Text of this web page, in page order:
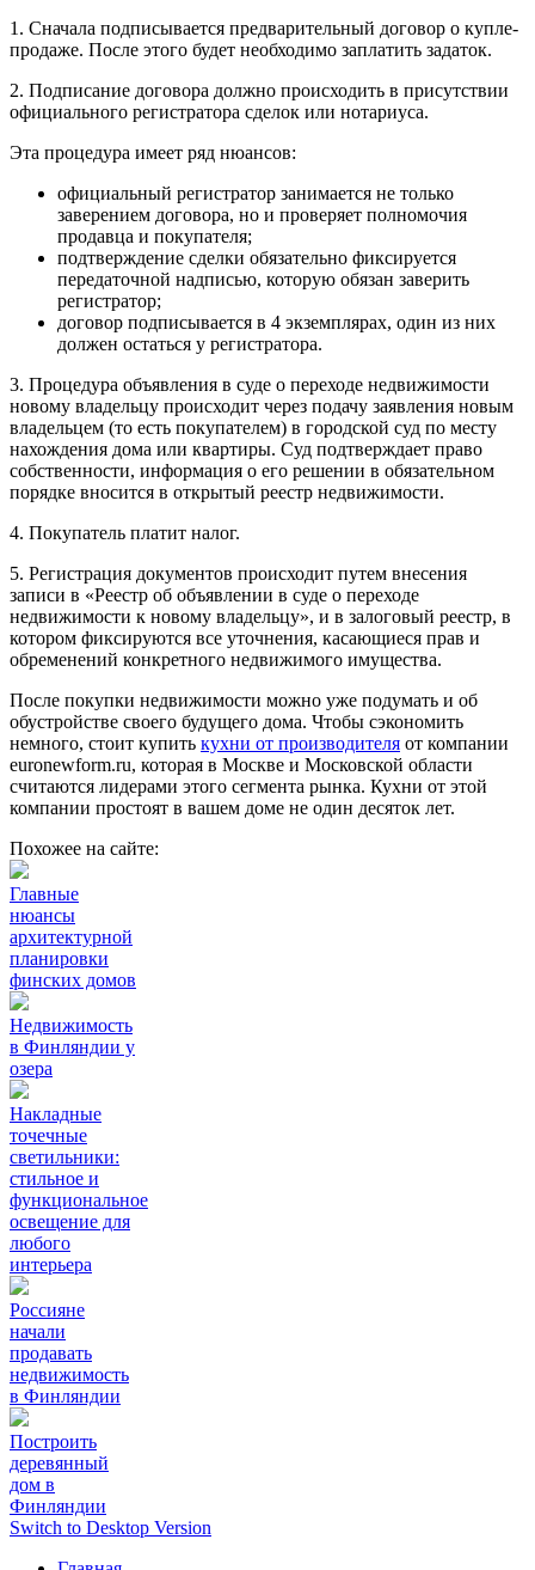
1. Сначала подписывается предварительный договор о купле-
продаже. После этого будет необходимо заплатить задаток.
2. Подписание договора должно происходить в присутствии
официального регистратора сделок или нотариуса.
Эта процедура имеет ряд нюансов:
официальный регистратор занимается не только
заверением договора, но и проверяет полномочия
продавца и покупателя;
подтверждение сделки обязательно фиксируется
передаточной надписью, которую обязан заверить
регистратор;
договор подписывается в 4 экземплярах, один из них
должен остаться у регистратора.
3. Процедура объявления в суде о переходе недвижимости
новому владельцу происходит через подачу заявления новым
владельцем (то есть покупателем) в городской суд по месту
нахождения дома или квартиры. Суд подтверждает право
собственности, информация о его решении в обязательном
порядке вносится в открытый реестр недвижимости.
4. Покупатель платит налог.
5. Регистрация документов происходит путем внесения
записи в «Реестр об объявлении в суде о переходе
недвижимости к новому владельцу», и в залоговый реестр, в
котором фиксируются все уточнения, касающиеся прав и
обременений конкретного недвижимого имущества.
После покупки недвижимости можно уже подумать и об
обустройстве своего будущего дома. Чтобы сэкономить
немного, стоит купить кухни от производителя от компании
euronewform.ru, которая в Москве и Московской области
считаются лидерами этого сегмента рынка. Кухни от этой
компании простоят в вашем доме не один десяток лет.
Похожее на сайте:
Главные
нюансы
архитектурной
планировки
финских домов
Недвижимость
в Финляндии у
озера
Накладные
точечные
светильники:
стильное и
функциональное
освещение для
любого
интерьера
Россияне
начали
продавать
недвижимость
в Финляндии
Построить
деревянный
дом в
Финляндии
Switch to Desktop Version